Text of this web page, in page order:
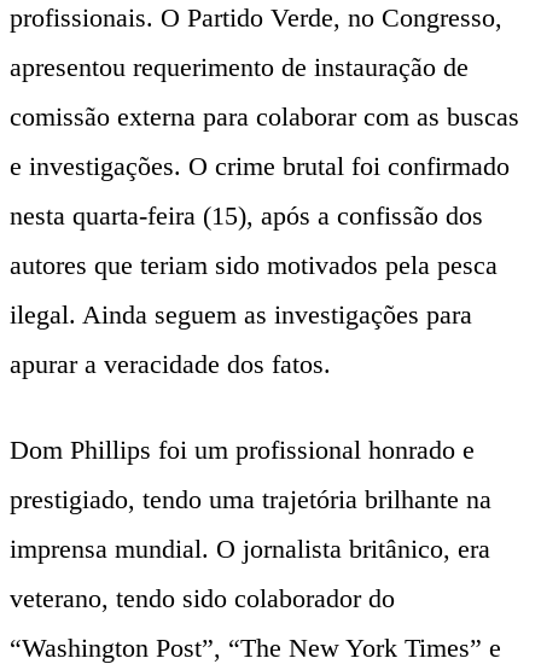
profissionais. O Partido Verde, no Congresso,
apresentou requerimento de instauração de
comissão externa para colaborar com as buscas
e investigações. O crime brutal foi confirmado
nesta quarta-feira (15), após a confissão dos
autores que teriam sido motivados pela pesca
ilegal. Ainda seguem as investigações para
apurar a veracidade dos fatos.
Dom Phillips foi um profissional honrado e
prestigiado, tendo uma trajetória brilhante na
imprensa mundial. O jornalista britânico, era
veterano, tendo sido colaborador do
“Washington Post”, “The New York Times” e